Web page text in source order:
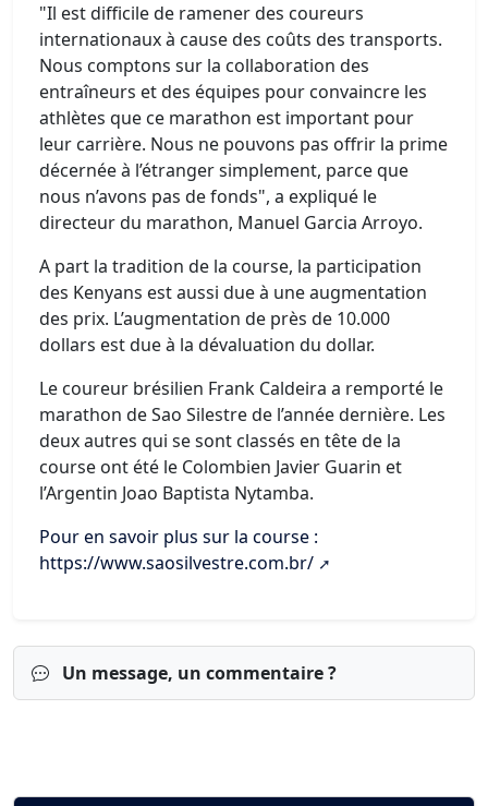
"Il est difficile de ramener des coureurs
internationaux à cause des coûts des transports.
Nous comptons sur la collaboration des
entraîneurs et des équipes pour convaincre les
athlètes que ce marathon est important pour
leur carrière. Nous ne pouvons pas offrir la prime
décernée à l’étranger simplement, parce que
nous n’avons pas de fonds", a expliqué le
directeur du marathon, Manuel Garcia Arroyo.
A part la tradition de la course, la participation
des Kenyans est aussi due à une augmentation
des prix. L’augmentation de près de 10.000
dollars est due à la dévaluation du dollar.
Le coureur brésilien Frank Caldeira a remporté le
marathon de Sao Silestre de l’année dernière. Les
deux autres qui se sont classés en tête de la
course ont été le Colombien Javier Guarin et
l’Argentin Joao Baptista Nytamba.
Pour en savoir plus sur la course :
https://www.saosilvestre.com.br/
Un message, un commentaire ?